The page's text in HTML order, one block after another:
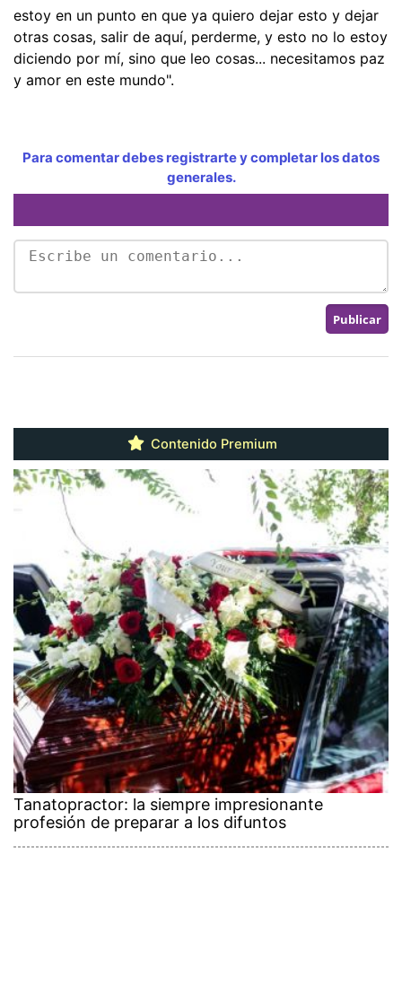
estoy en un punto en que ya quiero dejar esto y dejar
otras cosas, salir de aquí, perderme, y esto no lo estoy
diciendo por mí, sino que leo cosas... necesitamos paz
y amor en este mundo".
Para comentar debes registrarte y completar los datos
generales.
Contenido Premium
Tanatopractor: la siempre impresionante
profesión de preparar a los difuntos